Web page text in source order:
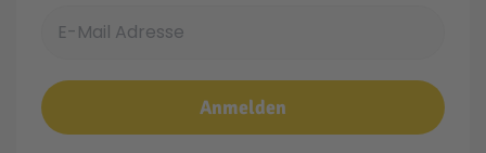
Anmelden